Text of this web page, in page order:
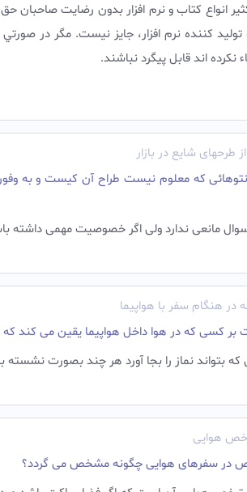
انواع کتاب و نرم افزار بدون رضایت صاحبان
کننده نرم افزار، جایز نیست. مگر در
نکرده اند قابل پیگرد نباشند.‌
طرحهای شایع در بازار
که معلوم نیست طراح آن کیست و به
مانعی ندارد ولی اگر خصوصیت مهمی داشته
در هنگام سفر با هواپیما
بر کسی که در هوا داخل هواپیما یقین می کند
بتواند نماز را بجا آورد هر چند بصورت نشسته
هوایی
در سفرهای هوایی چگونه مشخص می گردد؟